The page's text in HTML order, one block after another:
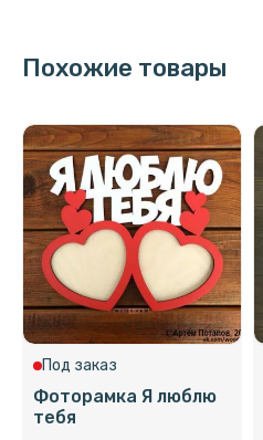
Похожие товары
Под заказ
Фоторамка Я люблю
тебя